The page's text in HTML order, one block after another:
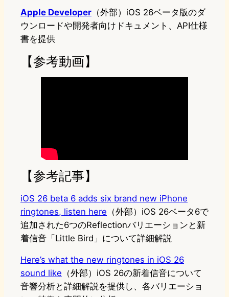
Apple Developer （外部）iOS 26ベータ版のダ
ウンロードや開発者向けドキュメント、API仕様
書を提供
【参考動画】
【参考記事】
iOS 26 beta 6 adds six brand new iPhone
ringtones, listen here （外部）iOS 26ベータ6で
追加された6つのReflectionバリエーションと新
着信音「Little Bird」について詳細解説
Here’s what the new ringtones in iOS 26
sound like （外部）iOS 26の新着信音について
音響分析と詳細解説を提供し、各バリエーショ